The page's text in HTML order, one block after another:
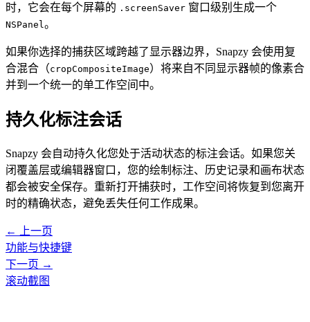
时，它会在每个屏幕的 .screenSaver 窗口级别生成一个
NSPanel 。
如果你选择的捕获区域跨越了显示器边界，Snapzy 会使用复
合混合（cropCompositeImage）将来自不同显示器帧的像素合
并到一个统一的单工作空间中。
持久化标注会话
Snapzy 会自动持久化您处于活动状态的标注会话。如果您关
闭覆盖层或编辑器窗口，您的绘制标注、历史记录和画布状态
都会被安全保存。重新打开捕获时，工作空间将恢复到您离开
时的精确状态，避免丢失任何工作成果。
← 上一页
功能与快捷键
下一页 →
滚动截图